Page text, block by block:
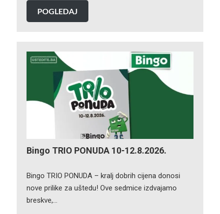
POGLEDAJ
Bingo TRIO PONUDA 10-12.8.2026.
Bingo TRIO PONUDA – kralj dobrih cijena donosi
nove prilike za uštedu! Ove sedmice izdvajamo
breskve,…